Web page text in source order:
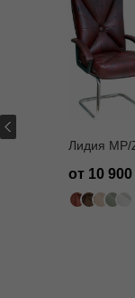
Лидия MP/
от 10 900